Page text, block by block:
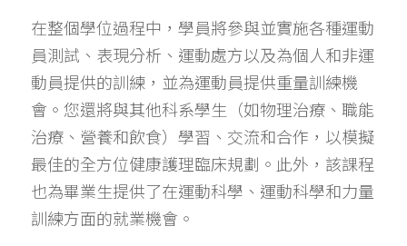
在整個學位過程中，學員將參與並實施各種運動
員測試、表現分析、運動處方以及為個人和非運
動員提供的訓練，並為運動員提供重量訓練機
會。您還將與其他科系學生（如物理治療、職能
治療、營養和飲食）學習、交流和合作，以模擬
最佳的全方位健康護理臨床規劃。此外，該課程
也為畢業生提供了在運動科學、運動科學和力量
訓練方面的就業機會。